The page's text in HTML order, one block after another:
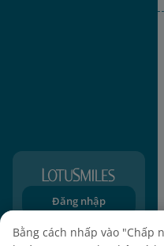
Đăng nhập
Đăng ký
Bằng cách nhấp vào